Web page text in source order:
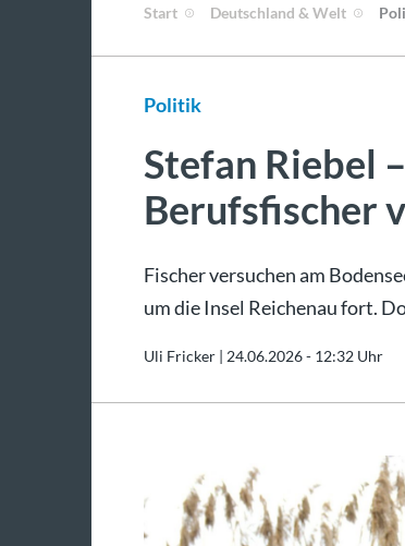
Start Deutschland & Welt
Politik
Stefan Riebel
Berufsfischer
Fischer versuchen am
um die Insel Reichenau fort.
Uli Fricker | 24.06.2026 - 12:32 Uhr